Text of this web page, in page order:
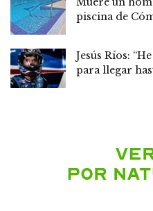
piscina de
Jesús Ríos:
para llegar